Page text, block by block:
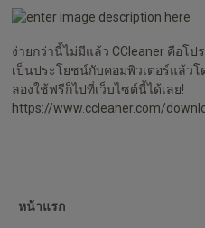
ง่ายกว่านี้ไม่มีแล้ว CCleaner คือโ
เป็นประโยชน์กับคอมพิวเตอร์แล้วโ
ลองใช้ฟรีก็ไปที่เว็บไซต์นี้ได้เลย!
https://www.ccleaner.com/
หน้าแรก